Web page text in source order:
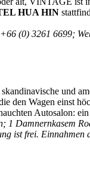
HUA HIN
(0) 3261 6699;
und
den Wagen einst
1 Damnernkasem
ist frei. Einnahmen